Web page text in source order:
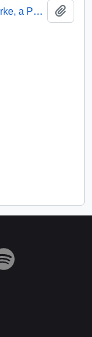
Carta del Presidente de la Cámara de Representantes de Nueva Zelanda, Kerry Burke, a Patricio Aylwin Azócar, agradeciendo su invitación para asistir a la inauguración de la Cámara de Representantes de Chile, pero lamentando su inasistencia debido a compromisos parlamentarios